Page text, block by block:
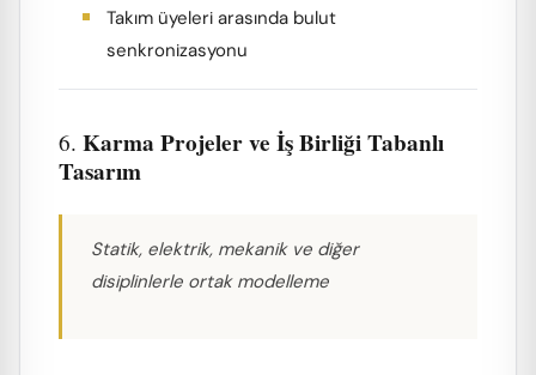
Takım üyeleri arasında bulut
senkronizasyonu
6. Karma Projeler ve İş Birliği Tabanlı
Tasarım
Statik, elektrik, mekanik ve diğer
disiplinlerle ortak modelleme